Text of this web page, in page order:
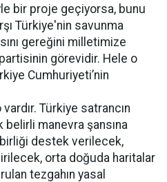
bir proje geçiyorsa, bunu
Türkiye'nin savunma
gereğini milletimize
görevidir. Hele o
Cumhuriyeti’nin
Türkiye satrancın
manevra şansına
destek verilecek,
orta doğuda haritalar
tezgahın yasal